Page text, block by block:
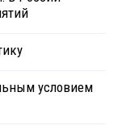
условием